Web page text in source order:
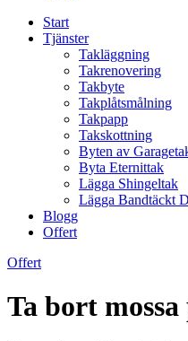
Start
Tjänster
Takläggning
Takrenovering
Takbyte
Takplåtsmålning
Takpapp
Takskottning
Byten av
Byta Eternittak
Lägga Shingeltak
Lägga Bandtäckt
Blogg
Offert
Offert
Ta bort